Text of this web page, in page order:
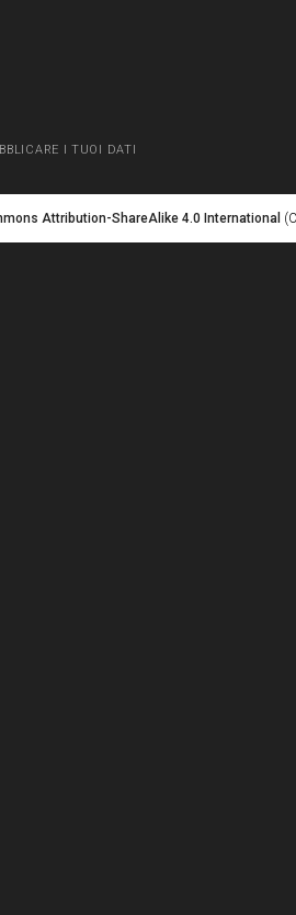
I TUOI DATI
Attribution-ShareAlike 4.0 International